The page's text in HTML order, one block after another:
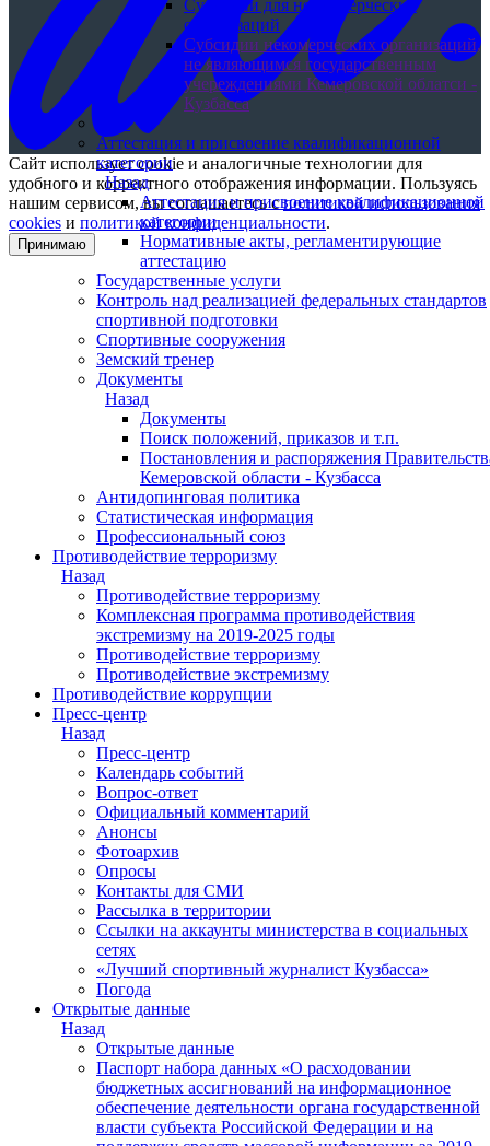
Субсидии для некоммерческих
организаций
Субсидии некомерческих организаций,
не являющимся государственным
учереждениями Кемеровской облатси -
Кузбасса
ГТО
Аттестация и присвоение квалификационной
категории
Назад
Аттестация и присвоение квалификационной
категории
Нормативные акты, регламентирующие
аттестацию
Государственные услуги
Контроль над реализацией федеральных стандартов
спортивной подготовки
Спортивные сооружения
Земский тренер
Документы
Назад
Документы
Поиск положений, приказов и т.п.
Постановления и распоряжения
Кемеровской области - Кузбасса
Антидопинговая политика
Статистическая информация
Профессиональный союз
Противодействие терроризму
Назад
Противодействие терроризму
Комплексная программа противодействия
экстремизму на 2019-2025 годы
Противодействие терроризму
Противодействие экстремизму
Противодействие коррупции
Пресс-центр
Назад
Пресс-центр
Календарь событий
Вопрос-ответ
Официальный комментарий
Анонсы
Фотоархив
Опросы
Контакты для СМИ
Рассылка в территории
Ссылки на аккаунты министерства в социальных
сетях
«Лучший спортивный журналист Кузбасса»
Погода
Открытые данные
Назад
Открытые данные
Паспорт набора данных «О расходовании
бюджетных ассигнований на информационное
обеспечение деятельности органа государственной
власти субъекта Российской Федерации и на
Сайт использует cookie и аналогичные технологии для
удобного и корректного отображения информации. Пользуясь
нашим сервисом, вы соглашаетесь сполитикой использования
cookies и политикой конфиденциальности.
Принимаю